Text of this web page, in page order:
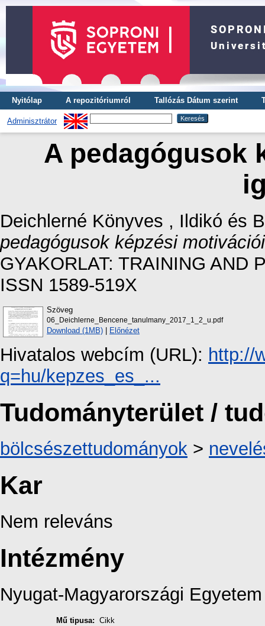
Nyitólap A repozitóriumról Tallózás Dátum szerint
Adminisztrátor
A pedagógusok
Deichlerné Könyves , Ildikó és
pedagógusok képzési
GYAKORLAT: TRAINING AND
ISSN 1589-519X
Szöveg
06_Deichlerne_Bencene_tanulmany_2017_1_2_u.pdf
Download (1MB) | Előnézet
Hivatalos webcím (URL): http://
q=hu/kepzes_es_...
Tudományterület /
bölcsészettudományok >
Kar
Nem releváns
Intézmény
Nyugat-Magyarországi Egyetem
Mű tipusa: Cikk